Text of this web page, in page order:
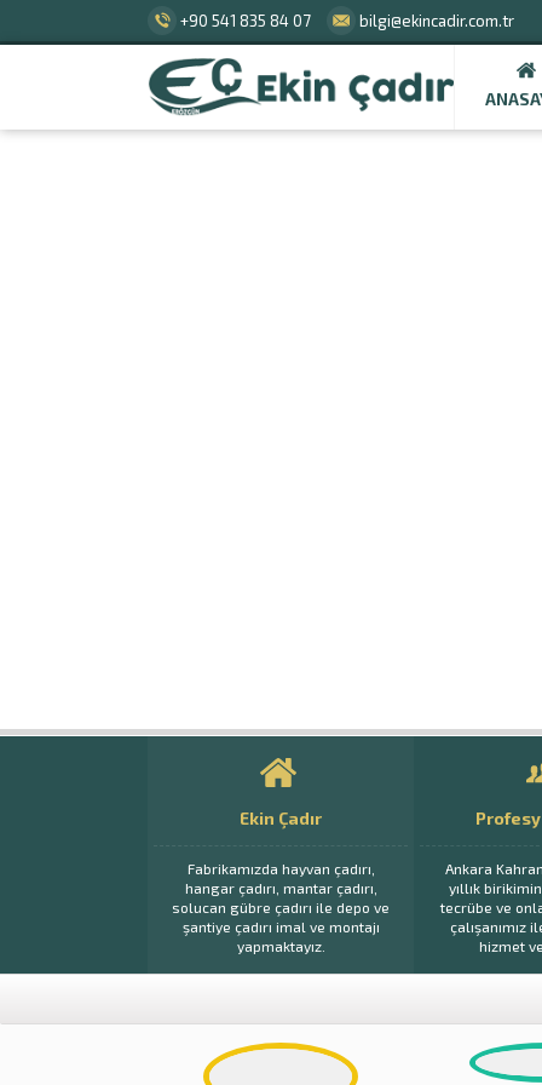
+90 541 835 84 07 bilgi@ekincadir.com.tr
Ekin Çadır
Fabrikamızda hayvan çadırı,
hangar çadırı, mantar çadırı,
solucan gübre çadırı ile depo ve
şantiye çadırı imal ve montajı
yapmaktayız.
Ankara
yıllık
tecrübe ve
çalışanımız
hizmet